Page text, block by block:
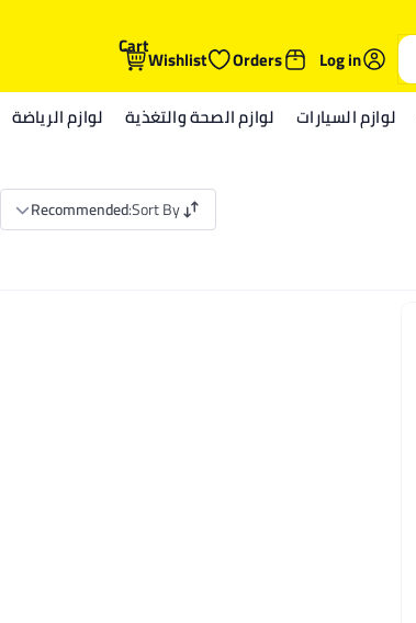
Log in
Orders
Wishlist
Cart
لوازم السيارات لوازم الصحة والتغذية لوازم الرياضة
Sort By
:
Recommended